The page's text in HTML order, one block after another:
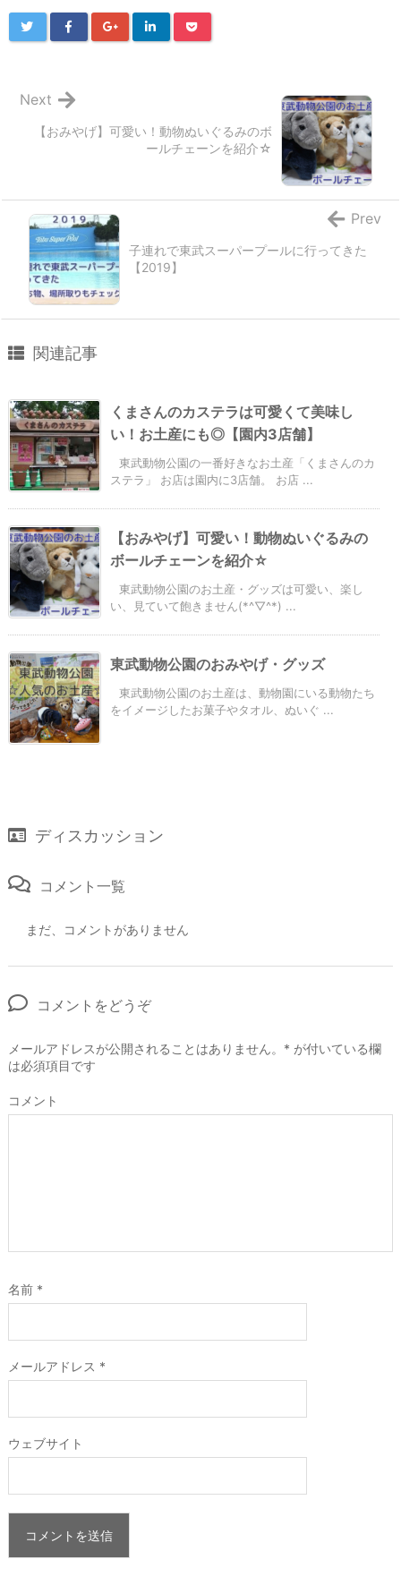
o
k
e a
【おみやげ】可愛い！動物ぬいぐるみのボ
ールチェーンを紹介☆
Next
子連れで東武スーパープールに行ってきた
【2019】
Prev
関連記事
くまさんのカステラは可愛くて美味し
い！お土産にも◎【園内3店舗】
東武動物公園の一番好きなお土産「くまさんのカ
ステラ」 お店は園内に3店舗。 お店 ...
【おみやげ】可愛い！動物ぬいぐるみの
ボールチェーンを紹介☆
東武動物公園のお土産・グッズは可愛い、楽し
い、見ていて飽きません(*^▽^*) ...
東武動物公園のおみやげ・グッズ
東武動物公園のお土産は、動物園にいる動物たち
をイメージしたお菓子やタオル、ぬいぐ ...
ディスカッション
コメント一覧
まだ、コメントがありません
コメントをどうぞ
メールアドレスが公開されることはありません。 * が付いている欄
は必須項目です
コメント
名前 *
メールアドレス *
ウェブサイト